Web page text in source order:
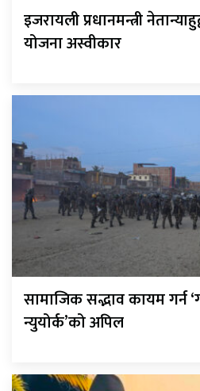
इजरायली प्रधानमन्त्री
योजना अस्वीकार
सामाजिक सद्भाव कायम गर्न
न्युयोर्क’को अपिल